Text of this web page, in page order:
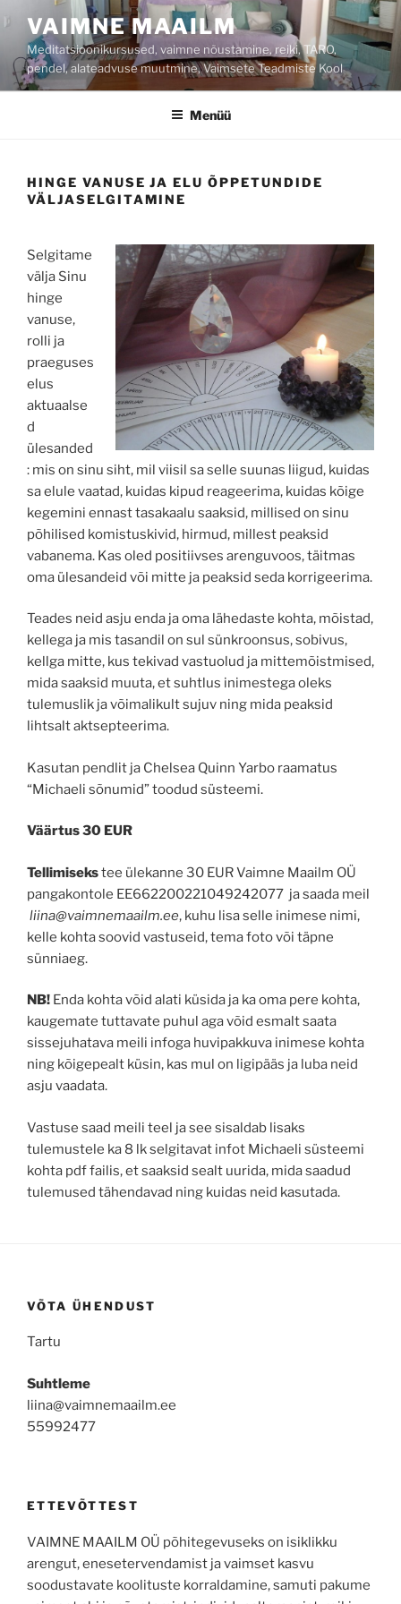
sisu
juurde
VAIMNE MAAILM
Meditatsioonikursused, vaimne nõustamine, reiki, TARO,
pendel, alateadvuse muutmine, Vaimsete Teadmiste Kool
Menüü
HINGE VANUSE JA ELU ÕPPETUNDIDE
VÄLJASELGITAMINE
Selgitame
välja Sinu
hinge
vanuse,
rolli ja
praeguses
elus
aktuaalse
d
ülesanded
: mis on sinu siht, mil viisil sa selle suunas liigud, kuidas
sa elule vaatad, kuidas kipud reageerima, kuidas kõige
kegemini ennast tasakaalu saaksid, millised on sinu
põhilised komistuskivid, hirmud, millest peaksid
vabanema. Kas oled positiivses arenguvoos, täitmas
oma ülesandeid või mitte ja peaksid seda korrigeerima.
Teades neid asju enda ja oma lähedaste kohta, mõistad,
kellega ja mis tasandil on sul sünkroonsus, sobivus,
kellga mitte, kus tekivad vastuolud ja mittemõistmised,
mida saaksid muuta, et suhtlus inimestega oleks
tulemuslik ja võimalikult sujuv ning mida peaksid
lihtsalt aktsepteerima.
Kasutan pendlit ja Chelsea Quinn Yarbo raamatus
“Michaeli sõnumid” toodud süsteemi.
Väärtus 30 EUR
Tellimisekstee ülekanne 30 EUR Vaimne Maailm OÜ
pangakontole EE662200221049242077 ja saada meil
liina@vaimnemaailm.ee, kuhu lisa selle inimese nimi,
kelle kohta soovid vastuseid, tema foto või täpne
sünniaeg.
NB! Enda kohta võid alati küsida ja ka oma pere kohta,
kaugemate tuttavate puhul aga võid esmalt saata
sissejuhatava meili infoga huvipakkuva inimese kohta
ning kõigepealt küsin, kas mul on ligipääs ja luba neid
asju vaadata.
Vastuse saad meili teel ja see sisaldab lisaks
tulemustele ka 8 lk selgitavat infot Michaeli süsteemi
kohta pdf failis, et saaksid sealt uurida, mida saadud
tulemused tähendavad ning kuidas neid kasutada.
VÕTA ÜHENDUST
Tartu
Suhtleme
liina@vaimnemaailm.ee
55992477
ETTEVÕTTEST
VAIMNE MAAILM OÜ põhitegevuseks on isiklikku
arengut, enesetervendamist ja vaimset kasvu
soodustavate koolituste korraldamine, samuti pakume